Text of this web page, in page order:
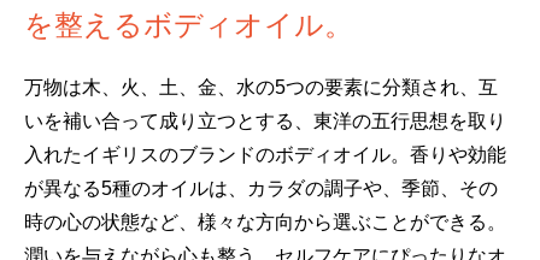
を整えるボディオイル。
万物は木、火、土、金、水の5つの要素に分類され、互
いを補い合って成り立つとする、東洋の五行思想を取り
入れたイギリスのブランドのボディオイル。香りや効能
が異なる5種のオイルは、カラダの調子や、季節、その
時の心の状態など、様々な方向から選ぶことができる。